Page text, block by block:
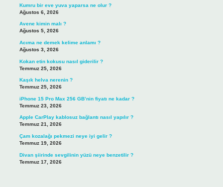
Kumru bir eve yuva yaparsa ne olur ?
Ağustos 6, 2026
Avene kimin malı ?
Ağustos 5, 2026
Acıma ne demek kelime anlamı ?
Ağustos 3, 2026
Kokan etin kokusu nasıl giderilir ?
Temmuz 25, 2026
Kaşık helva nerenin ?
Temmuz 25, 2026
iPhone 15 Pro Max 256 GB’nin fiyatı ne kadar ?
Temmuz 23, 2026
Apple CarPlay kablosuz bağlantı nasıl yapılır ?
Temmuz 21, 2026
Çam kozalağı pekmezi neye iyi gelir ?
Temmuz 19, 2026
Divan şiirinde sevgilinin yüzü neye benzetilir ?
Temmuz 17, 2026